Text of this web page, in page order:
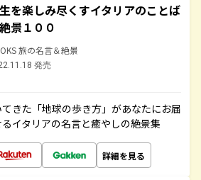
を楽しみ尽くすイタリアのことば
景１００
旅の名言＆絶景
発売
きた「地球の歩き方」があなたにお届
イタリアの名言と癒やしの絶景集
詳細を見る